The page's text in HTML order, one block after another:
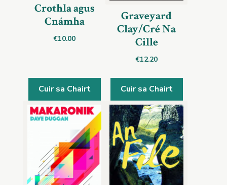
Crothla agus
Cnámha
€10.00
Cuir sa Chairt
Graveyard
Clay/Cré Na
Cille
€12.20
Cuir sa Chairt